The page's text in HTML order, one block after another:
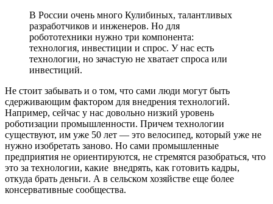
В России очень много Кулибиных, талантливых
разработчиков и инженеров. Но для
робототехники нужно три компонента:
технология, инвестиции и спрос. У нас есть
технологии, но зачастую не хватает спроса или
инвестиций.
Не стоит забывать и о том, что сами люди могут быть
сдерживающим фактором для внедрения технологий.
Например, сейчас у нас довольно низкий уровень
роботизации промышленности. Причем технологии
существуют, им уже 50 лет — это велосипед, который уже не
нужно изобретать заново. Но сами промышленные
предприятия не ориентируются, не стремятся разобраться, что
это за технологии, какие внедрять, как готовить кадры,
откуда брать деньги. А в сельском хозяйстве еще более
консервативные сообщества.